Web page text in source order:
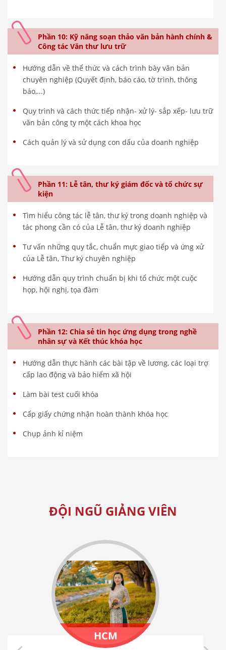
Phần 10: Kỹ năng soạn thảo văn bản hành chính &
Công tác Văn thư lưu trữ
Hướng dẫn về thể thức và cách trình bày văn bản
chuyên nghiệp (Quyết định, báo cáo, tờ trình, thông
báo,...)
Quy trình và cách thức tiếp nhận- xử lý- sắp xếp- lưu trữ
văn bản công ty một cách khoa học
Cách quản lý và sử dụng con dấu của doanh nghiệp
Phần 11: Lễ tân, thư ký giám đốc và tổ chức sự
kiện
Tìm hiểu công tác lễ tân, thư ký trong doanh nghiệp và
tác phong cần có của Lễ tân, thư ký doanh nghiệp
Tư vấn những quy tắc, chuẩn mực giao tiếp và ứng xử
của Lễ tân, Thư ký chuyên nghiệp
Hướng dẫn quy trình chuẩn bị khi tổ chức một cuộc
họp, hội nghị, tọa đàm
Phần 12: Chia sẻ tin học ứng dụng trong nghề
nhân sự và Kết thúc khóa học
Hướng dẫn thực hành các bài tập về lương, các loại trợ
cấp lao động và bảo hiểm xã hội
Làm bài test cuối khóa
Cấp giấy chứng nhận hoàn thành khóa học
Chụp ảnh kỉ niệm
ĐỘI NGŨ GIẢNG VIÊN
HCM